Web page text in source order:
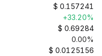
$ 0.157241
+33.20%
$ 0.69284
0.00%
$ 0.0125156